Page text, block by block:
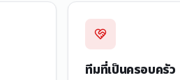
ทีมที่เป็นครอบครัว